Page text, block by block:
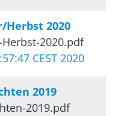
Herbst 2020
Herbst-2020.pdf
CEST 2020
2019
2019.pdf